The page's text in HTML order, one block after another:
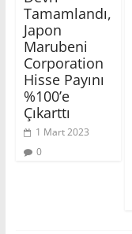
Tamamlandı,
Japon
Marubeni
Corporation
Hisse Payını
%100’e
Çıkarttı
1 Mart 2023
0